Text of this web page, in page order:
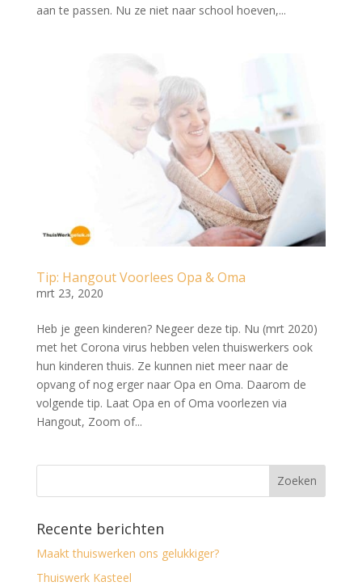
aan te passen. Nu ze niet naar school hoeven,...
Tip: Hangout Voorlees Opa & Oma
mrt 23, 2020
Heb je geen kinderen? Negeer deze tip. Nu (mrt 2020)
met het Corona virus hebben velen thuiswerkers ook
hun kinderen thuis. Ze kunnen niet meer naar de
opvang of nog erger naar Opa en Oma. Daarom de
volgende tip. Laat Opa en of Oma voorlezen via
Hangout, Zoom of...
Recente berichten
Maakt thuiswerken ons gelukkiger?
Thuiswerk Kasteel